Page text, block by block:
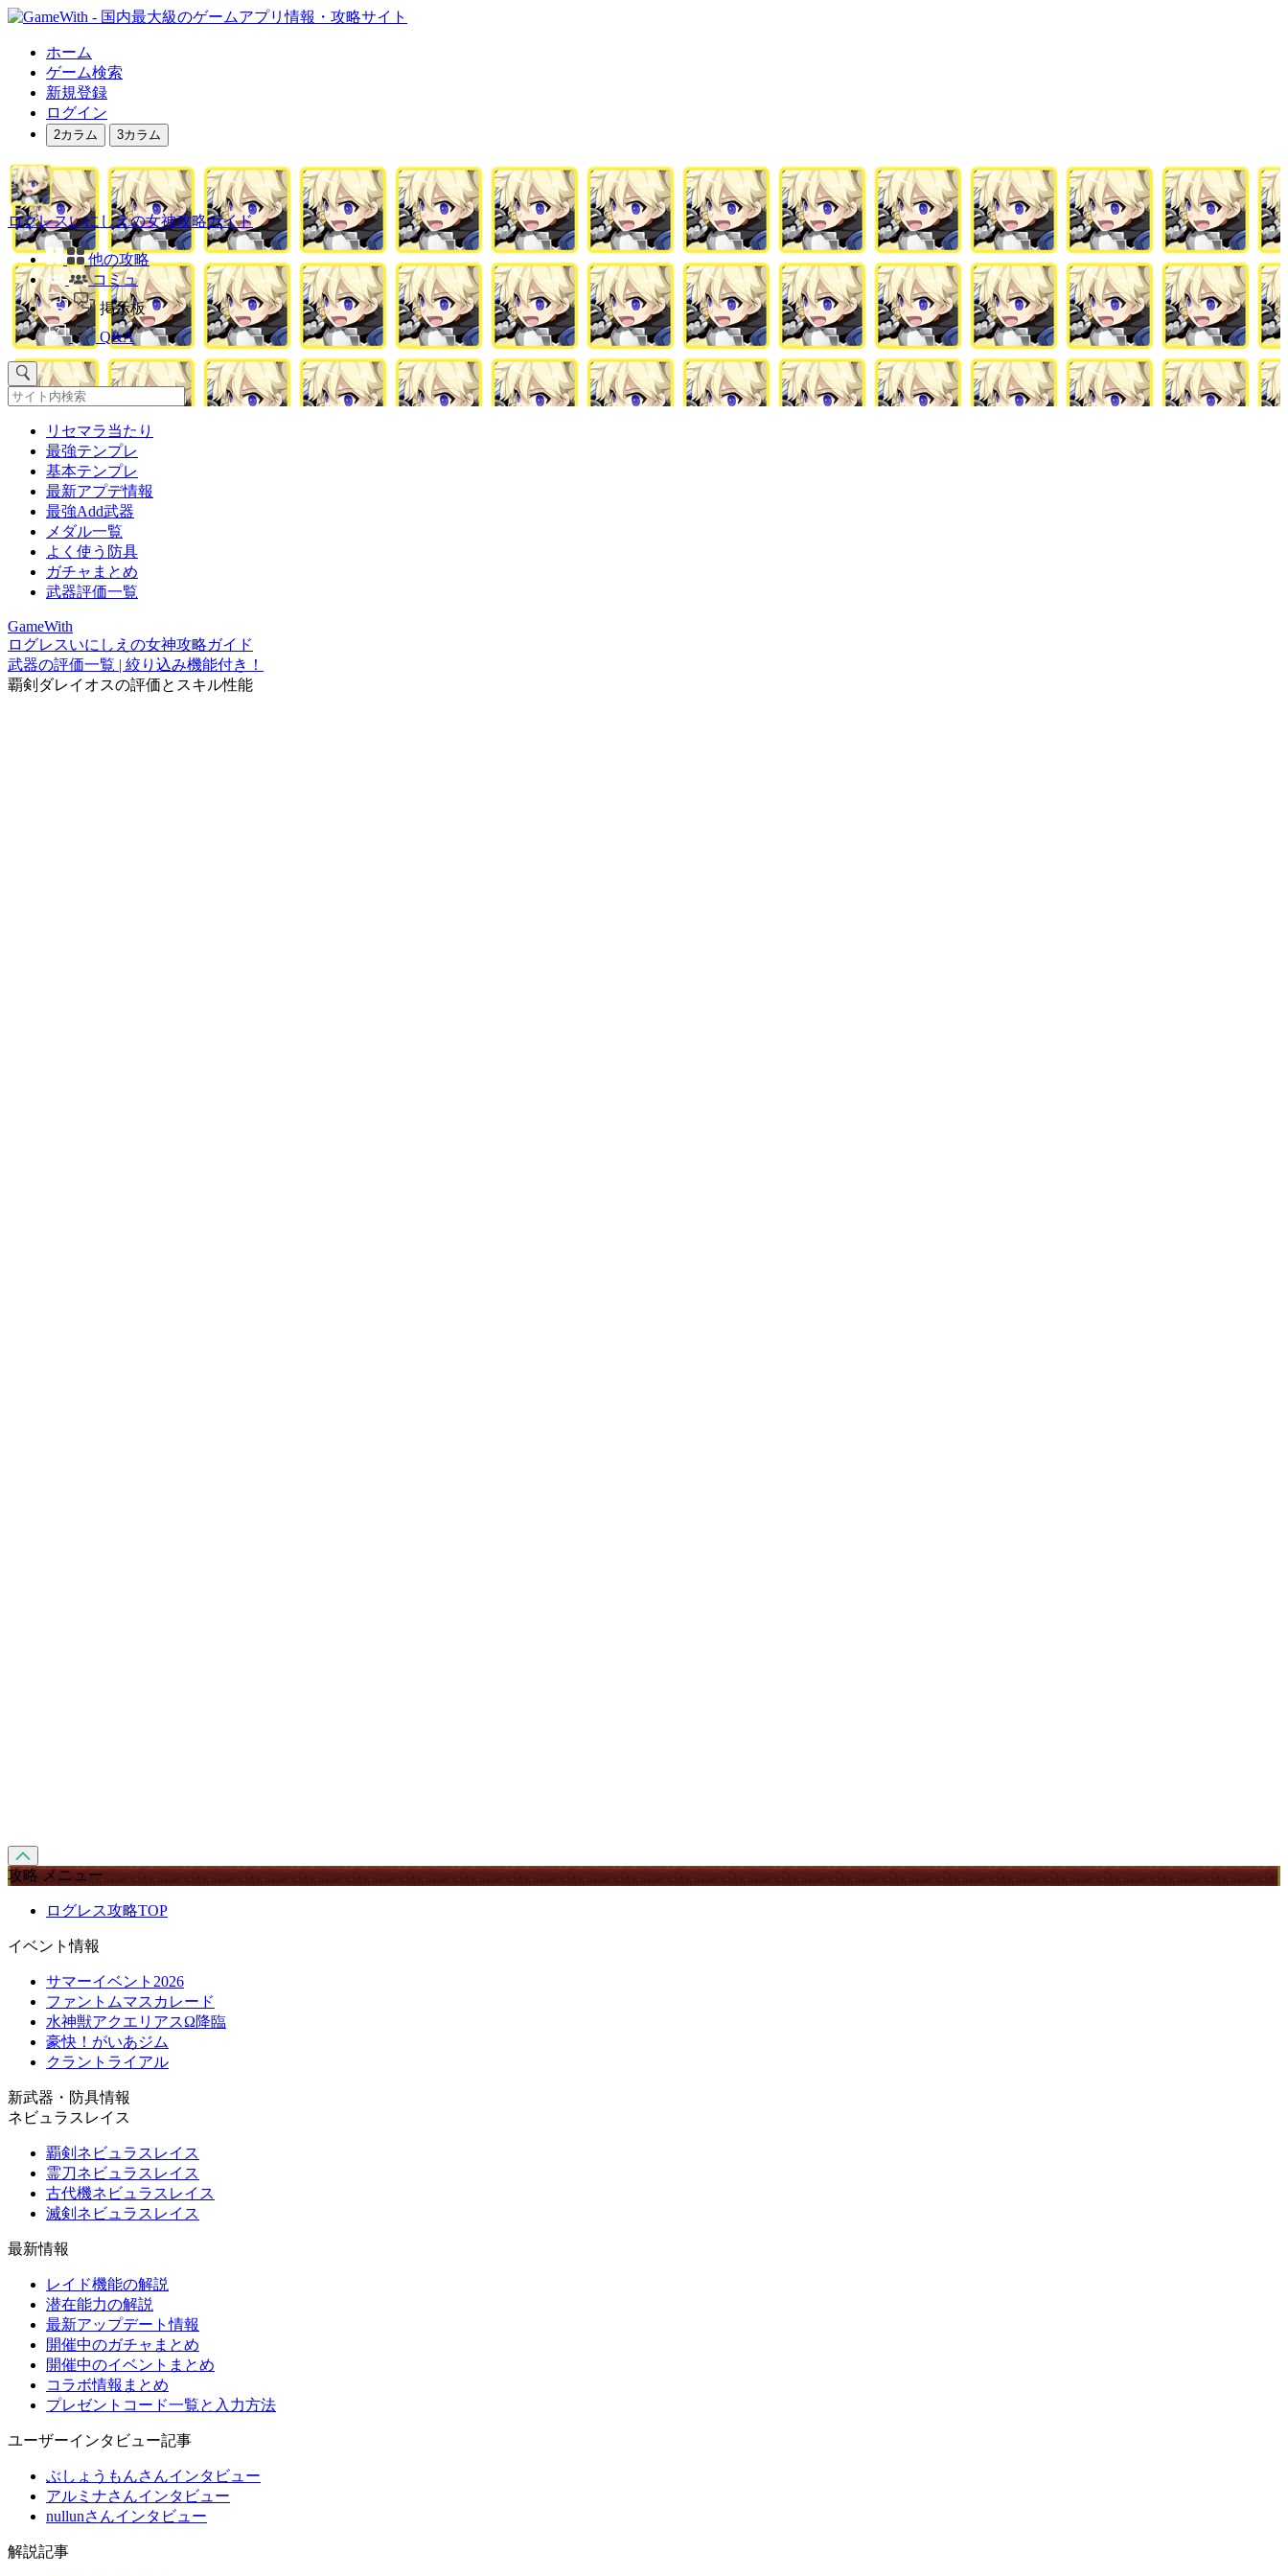
ホーム
ゲーム検索
新規登録
ログイン
2カラム 3カラム
ログレスいにしえの女神攻略ガイド
他の攻略
コミュ
掲示板
Q&A
リセマラ当たり
最強テンプレ
基本テンプレ
最新アプデ情報
最強Add武器
メダル一覧
よく使う防具
ガチャまとめ
武器評価一覧
GameWith
ログレスいにしえの女神攻略ガイド
武器の評価一覧 | 絞り込み機能付き！
覇剣ダレイオスの評価とスキル性能
攻略 メニュー
ログレス攻略TOP
イベント情報
サマーイベント2026
ファントムマスカレード
水神獣アクエリアスΩ降臨
豪快！がいあジム
クラントライアル
新武器・防具情報
ネビュラスレイス
覇剣ネビュラスレイス
霊刀ネビュラスレイス
古代機ネビュラスレイス
滅剣ネビュラスレイス
最新情報
レイド機能の解説
潜在能力の解説
最新アップデート情報
開催中のガチャまとめ
開催中のイベントまとめ
コラボ情報まとめ
プレゼントコード一覧と入力方法
ユーザーインタビュー記事
ぶしょうもんさんインタビュー
アルミナさんインタビュー
nullunさんインタビュー
解説記事